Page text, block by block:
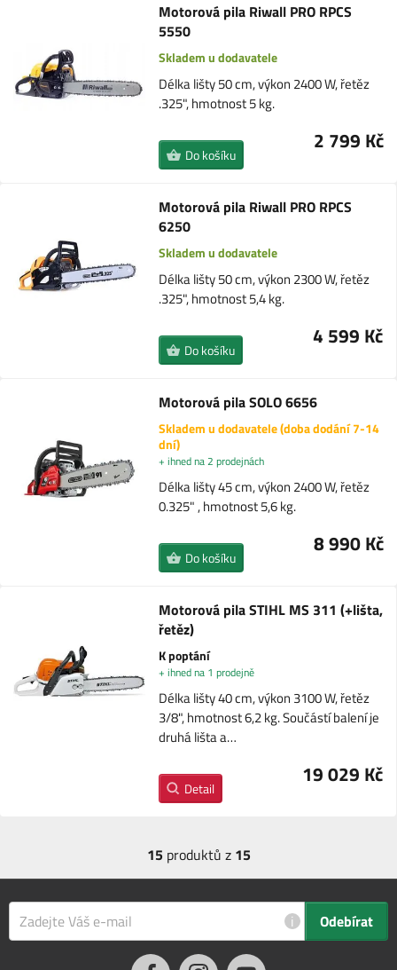
Motorová pila Riwall PRO RPCS
5550
Skladem u dodavatele
Délka lišty 50 cm, výkon 2400 W, řetěz
.325", hmotnost 5 kg.
2 799 Kč
Do košíku
Motorová pila Riwall PRO RPCS
6250
Skladem u dodavatele
Délka lišty 50 cm, výkon 2300 W, řetěz
.325", hmotnost 5,4 kg.
4 599 Kč
Do košíku
Motorová pila SOLO 6656
Skladem u dodavatele (doba dodání 7-14
dní)
+ ihned na 2 prodejnách
Délka lišty 45 cm, výkon 2400 W, řetěz
0.325" , hmotnost 5,6 kg.
8 990 Kč
Do košíku
Motorová pila STIHL MS 311 (+lišta,
řetěz)
K poptání
+ ihned na 1 prodejně
Délka lišty 40 cm, výkon 3100 W, řetěz
3/8", hmotnost 6,2 kg. Součástí balení je
druhá lišta a…
19 029 Kč
Detail
15produktů z 15
i Odebírat